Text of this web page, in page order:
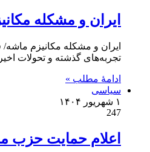
ایران و مشکله
تجربه‌های گذشته و تحولات
ادامۀ مطلب »
سیاسی
۱ شهریور ۱۴۰۴
247
اعلام حمایت حزب